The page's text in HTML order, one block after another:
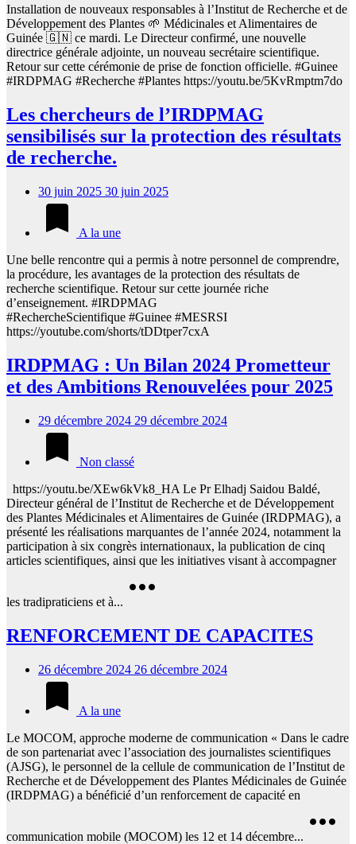
Installation de nouveaux responsables à l’Institut de Recherche et de
Développement des Plantes 🌱 Médicinales et Alimentaires de
Guinée 🇬🇳 ce mardi. Le Directeur confirmé, une nouvelle
directrice générale adjointe, un nouveau secrétaire scientifique.
Retour sur cette cérémonie de prise de fonction officielle. #Guinee
#IRDPMAG #Recherche #Plantes https://youtu.be/5KvRmptm7do
Les chercheurs de l’IRDPMAG
sensibilisés sur la protection des résultats
de recherche.
30 juin 2025 30 juin 2025
A la une
Une belle rencontre qui a permis à notre personnel de comprendre,
la procédure, les avantages de la protection des résultats de
recherche scientifique. Retour sur cette journée riche
d’enseignement. #IRDPMAG
#RechercheScientifique #Guinee #MESRSI
https://youtube.com/shorts/tDDtper7cxA
IRDPMAG : Un Bilan 2024 Prometteur
et des Ambitions Renouvelées pour 2025
29 décembre 2024 29 décembre 2024
Non classé
https://youtu.be/XEw6kVk8_HA Le Pr Elhadj Saidou Baldé,
Directeur général de l’Institut de Recherche et de Développement
des Plantes Médicinales et Alimentaires de Guinée (IRDPMAG), a
présenté les réalisations marquantes de l’année 2024, notamment la
participation à six congrès internationaux, la publication de cinq
articles scientifiques, ainsi que les initiatives visant à accompagner
les tradipraticiens et à...
RENFORCEMENT DE CAPACITES
26 décembre 2024 26 décembre 2024
A la une
Le MOCOM, approche moderne de communication « Dans le cadre
de son partenariat avec l’association des journalistes scientifiques
(AJSG), le personnel de la cellule de communication de l’Institut de
Recherche et de Développement des Plantes Médicinales de Guinée
(IRDPMAG) a bénéficié d’un renforcement de capacité en
communication mobile (MOCOM) les 12 et 14 décembre...